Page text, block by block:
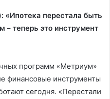
перестала быть
– теперь это инструмент
программ «Метриум»
финансовые инструменты
сегодня. «Перестали